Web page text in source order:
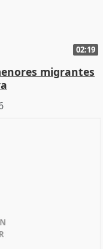
02:19
migrantes